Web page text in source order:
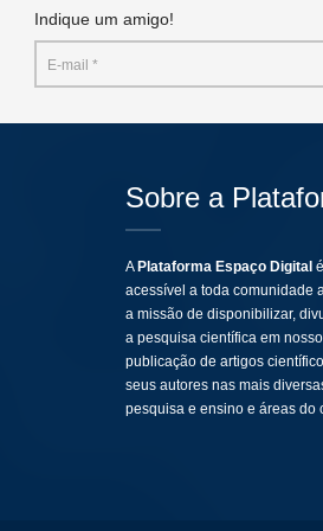
Indique um amigo!
Sobre a
A Plataforma Espaço Digital
acessível a toda comunidade
a missão de disponibilizar,
a pesquisa científica em
publicação de artigos
seus autores nas mais
pesquisa e ensino e áreas do